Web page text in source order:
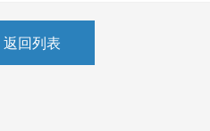
气体监控系统